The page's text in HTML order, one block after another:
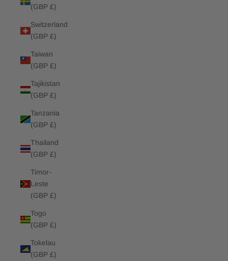
(GBP £)
Switzerland
(GBP £)
Taiwan
(GBP £)
Tajikistan
(GBP £)
Tanzania
(GBP £)
Thailand
(GBP £)
Timor-
Leste
(GBP £)
Togo
(GBP £)
Tokelau
(GBP £)